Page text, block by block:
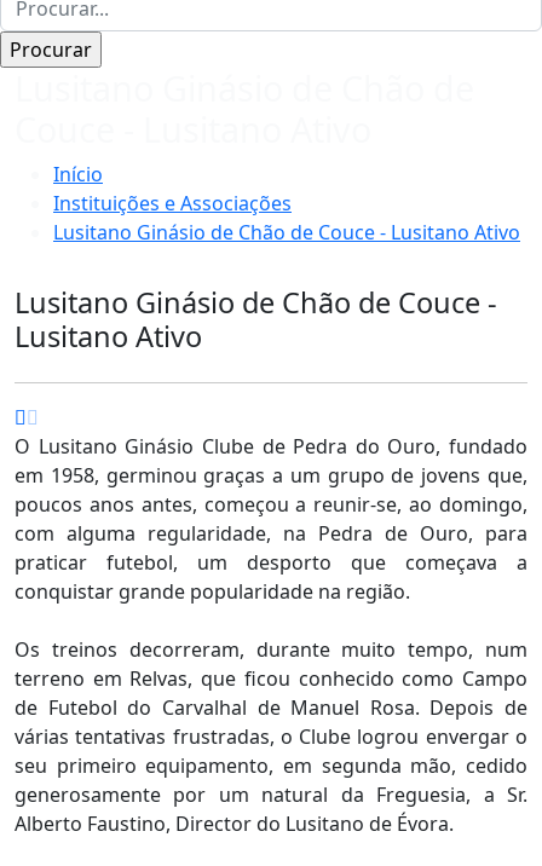
Início
Instituições e Associações
Lusitano Ginásio de Chão de Couce - Lusitano Ativo
Lusitano Ginásio de Chão de Couce -
Lusitano Ativo
O Lusitano Ginásio Clube de Pedra do Ouro, fundado
em 1958, germinou graças a um grupo de jovens que,
poucos anos antes, começou a reunir-se, ao domingo,
com alguma regularidade, na Pedra de Ouro, para
praticar futebol, um desporto que começava a
conquistar grande popularidade na região.
Os treinos decorreram, durante muito tempo, num
terreno em Relvas, que ficou conhecido como Campo
de Futebol do Carvalhal de Manuel Rosa. Depois de
várias tentativas frustradas, o Clube logrou envergar o
seu primeiro equipamento, em segunda mão, cedido
generosamente por um natural da Freguesia, a Sr.
Alberto Faustino, Director do Lusitano de Évora.